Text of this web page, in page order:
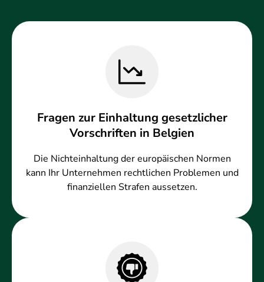
Fragen zur Einhaltung gesetzlicher
Vorschriften in Belgien
Die Nichteinhaltung der europäischen Normen
kann Ihr Unternehmen rechtlichen Problemen und
finanziellen Strafen aussetzen.